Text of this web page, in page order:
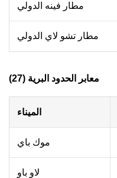
مطار فينه الدولي
مطار تشو لاي الدولي
معابر الحدود البرية (27)
الميناء
موك باي
لاو باو